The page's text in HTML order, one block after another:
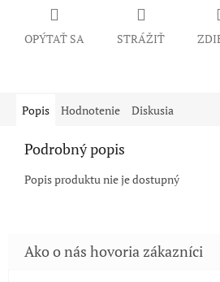
OPÝTAŤ SA STRÁŽIŤ
Popis Hodnotenie Diskusia
Podrobný popis
Popis produktu nie je dostupný